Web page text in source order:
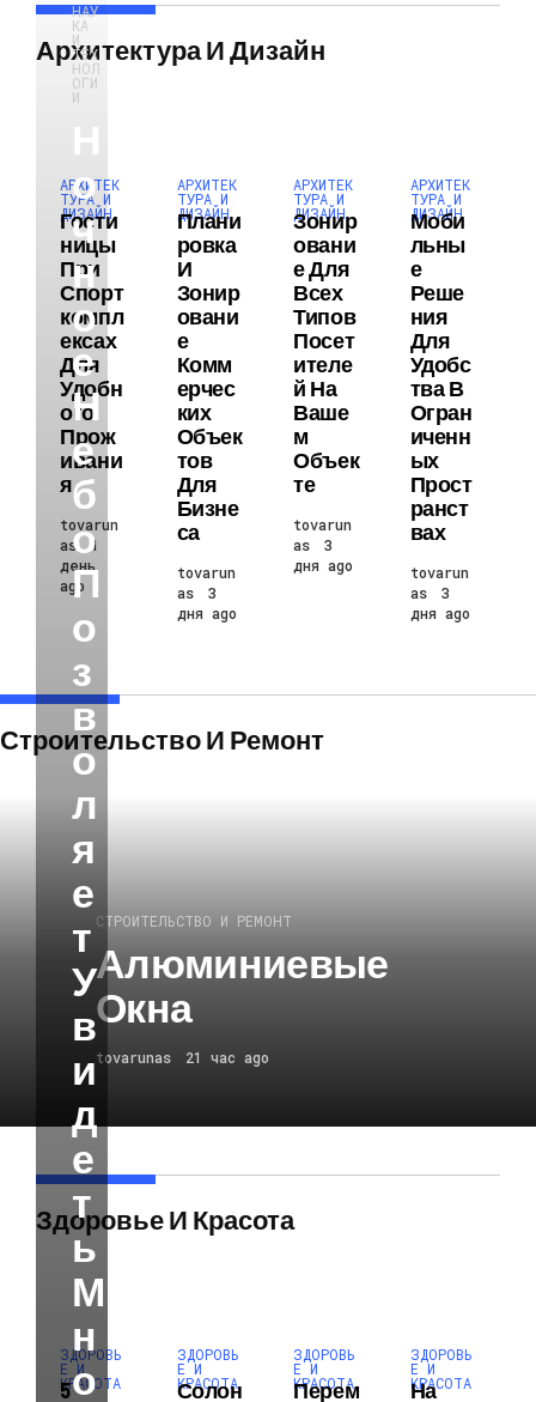
Архитектура И Дизайн
АРХИТЕК
ТУРА И
ДИЗАЙН
Гости
Ницы
При
Спорт
Компл
Ексах
Для
Удобн
Ого
Прож
Ивани
Я
tovarun
as
1
день
ago
АРХИТЕК
ТУРА И
ДИЗАЙН
Плани
Ровка
И
Зонир
Овани
Е
Комм
Ерчес
Ких
Объек
Тов
Для
Бизне
Са
tovarun
as
3
дня ago
АРХИТЕК
ТУРА И
ДИЗАЙН
Зонир
Овани
Е Для
Всех
Типов
Посет
Ителе
Й На
Ваше
М
Объек
Те
tovarun
as
3
дня ago
АРХИТЕК
ТУРА И
ДИЗАЙН
Моби
Льны
Е
Реше
Ния
Для
Удобс
Тва В
Огран
Иченн
Ых
Прост
Ранст
Вах
tovarun
as
3
дня ago
Строительство И Ремонт
СТРОИТЕЛЬСТВО И РЕМОНТ
Алюминиевые
Окна
tovarunas 21 час ago
Здоровье И Красота
ЗДОРОВЬ
Е И
КРАСОТА
5
ЗДОРОВЬ
Е И
КРАСОТА
Солон
ЗДОРОВЬ
Е И
КРАСОТА
Перем
ЗДОРОВЬ
Е И
КРАСОТА
На
НАУ
КА
И
ТЕХ
НОЛ
ОГИ
И
Н
О
Ч
Н
О
Е
Н
Е
Б
О
П
О
З
В
О
Л
Я
Е
Т
У
В
И
Д
Е
Т
Ь
М
Н
О